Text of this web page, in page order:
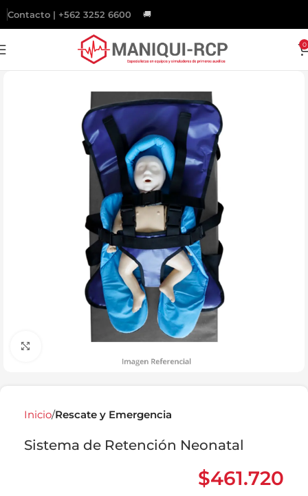
Contacto | +562 3252 6600 🚚
0
Click to enlarge
Inicio Rescate y Emergencia
Sistema de Retención Neonatal
$461.720